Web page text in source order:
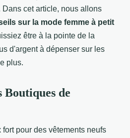
cet article, nous allons
sur la mode femme à petit
être à la pointe de la
d'argent à dépenser sur les
plus.
Boutiques de
pour des vêtements neufs